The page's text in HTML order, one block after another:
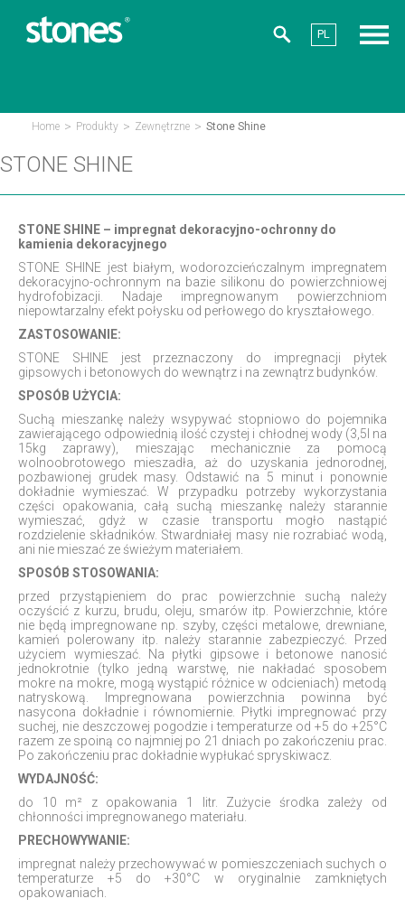
PL
Home > Produkty > Zewnętrzne > Stone Shine
STONE SHINE
STONE SHINE – impregnat dekoracyjno-ochronny do
kamienia dekoracyjnego
STONE SHINE jest białym, wodorozcieńczalnym impregnatem
dekoracyjno-ochronnym na bazie silikonu do powierzchniowej
hydrofobizacji. Nadaje impregnowanym powierzchniom
niepowtarzalny efekt połysku od perłowego do kryształowego.
ZASTOSOWANIE:
STONE SHINE jest przeznaczony do impregnacji płytek
gipsowych i betonowych do wewnątrz i na zewnątrz budynków.
SPOSÓB UŻYCIA:
Suchą mieszankę należy wsypywać stopniowo do pojemnika
zawierającego odpowiednią ilość czystej i chłodnej wody (3,5l na
15kg zaprawy), mieszając mechanicznie za pomocą
wolnoobrotowego mieszadła, aż do uzyskania jednorodnej,
pozbawionej grudek masy. Odstawić na 5 minut i ponownie
dokładnie wymieszać. W przypadku potrzeby wykorzystania
części opakowania, całą suchą mieszankę należy starannie
wymieszać, gdyż w czasie transportu mogło nastąpić
rozdzielenie składników. Stwardniałej masy nie rozrabiać wodą,
ani nie mieszać ze świeżym materiałem.
SPOSÓB STOSOWANIA:
przed przystąpieniem do prac powierzchnie suchą należy
oczyścić z kurzu, brudu, oleju, smarów itp. Powierzchnie, które
nie będą impregnowane np. szyby, części metalowe, drewniane,
kamień polerowany itp. należy starannie zabezpieczyć. Przed
użyciem wymieszać. Na płytki gipsowe i betonowe nanosić
jednokrotnie (tylko jedną warstwę, nie nakładać sposobem
mokre na mokre, mogą wystąpić różnice w odcieniach) metodą
natryskową. Impregnowana powierzchnia powinna być
nasycona dokładnie i równomiernie. Płytki impregnować przy
suchej, nie deszczowej pogodzie i temperaturze od +5 do +25°C
razem ze spoiną co najmniej po 21 dniach po zakończeniu prac.
Po zakończeniu prac dokładnie wypłukać spryskiwacz.
WYDAJNOŚĆ:
do 10 m² z opakowania 1 litr. Zużycie środka zależy od
chłonności impregnowanego materiału.
PRECHOWYWANIE:
impregnat należy przechowywać w pomieszczeniach suchych o
temperaturze +5 do +30°C w oryginalnie zamkniętych
opakowaniach.